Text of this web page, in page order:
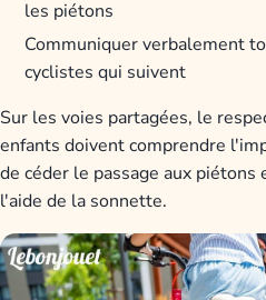
les piétons
Communiquer verbalement
cyclistes qui suivent
Sur les voies partagées, le
enfants doivent comprendre
de céder le passage aux
l'aide de la sonnette.